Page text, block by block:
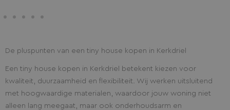
De pluspunten van een tiny house kopen in Kerkdriel
Een tiny house kopen in Kerkdriel betekent kiezen voor
kwaliteit, duurzaamheid en flexibiliteit. Wij werken uitsluitend
met hoogwaardige materialen, waardoor jouw woning niet
alleen lang meegaat, maar ook onderhoudsarm en